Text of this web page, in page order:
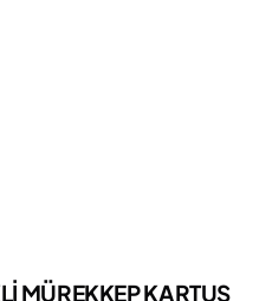
MÜREKKEP KARTUŞ